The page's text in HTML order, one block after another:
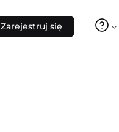
Zarejestruj się